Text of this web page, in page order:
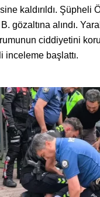
kaldırıldı. Şüpheli
gözaltına alındı.
ciddiyetini
inceleme başlattı.